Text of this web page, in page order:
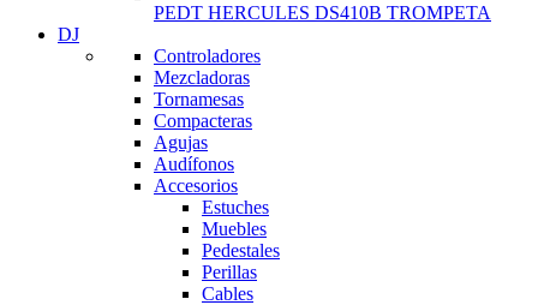
PEDT HERCULES DS410B TROMPETA
DJ
Controladores
Mezcladoras
Tornamesas
Compacteras
Agujas
Audífonos
Accesorios
Estuches
Muebles
Pedestales
Perillas
Cables